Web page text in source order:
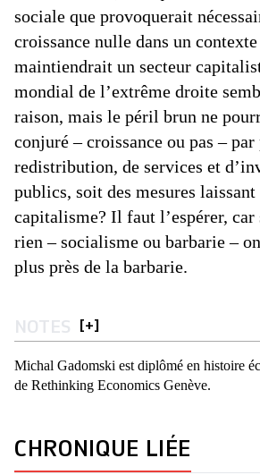
sociale que provoquerait
croissance nulle dans un contexte
maintiendrait un secteur
mondial de l’extrême droite
raison, mais le péril brun ne
conjuré – croissance ou pas – par
redistribution, de services et
publics, soit des mesures
capitalisme? Il faut l’espérer, car
rien – socialisme ou barbarie –
plus près de la barbarie.
NOTES [+]
Michal Gadomski est diplômé en histoire
de Rethinking Economics Genève.
CHRONIQUE LIÉE